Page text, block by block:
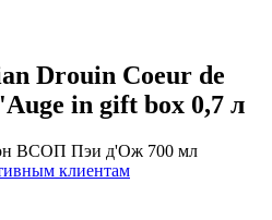
Drouin Coeur de
in gift box 0,7 л
ВСОП Пэи д'Ож 700 мл
клиентам